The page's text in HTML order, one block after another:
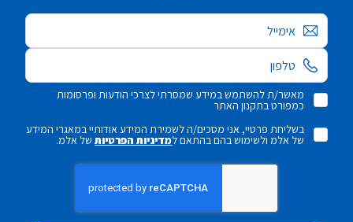
אימייל
מאשר/ת להשתמש במידע שמסרתי לצרכי הודעות ופרסומות
כמפורט בתקנון האתר
בשליחת פרטיי, אני מסכים/ה לשמירת המידע אודותיי במאגרי המידע
של אלמ ולשימוש בהם בהתאם למדיניות הפרטיותשל אלמ.